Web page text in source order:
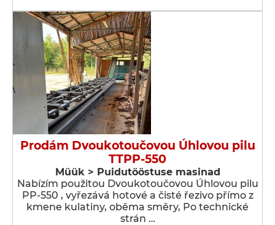
Prodám Dvoukotoučovou Úhlovou pilu
TTPP-550
Müük > Puidutööstuse masinad
Nabízím použitou Dvoukotoučovou Úhlovou pilu
PP-550 , vyřezává hotové a čisté řezivo přímo z
kmene kulatiny, oběma směry, Po technické
strán …